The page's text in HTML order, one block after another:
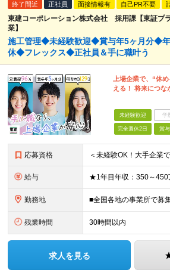
終了間近 正社員 面接情報有 自己PR不要
東建コーポレーション株式会社 採用課【東証プ
業】
施工管理◆未経験歓迎◆賞与年5ヶ月分◆
休◆フレックス◆正社員＆手に職叶う
上場企業で、“休
える！ 将来につな
未経験歓迎 学
完全週休2日 賞
応募資格
給与
勤務地
残業時間 30時間以内
求人を見る